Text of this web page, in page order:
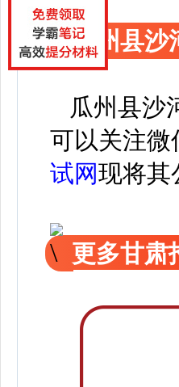
瓜州县沙
瓜州县沙
可以关注微
试网现将其
更多甘肃